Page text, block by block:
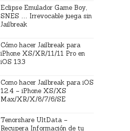
Eclipse Emulador Game Boy,
SNES … Irrevocable juega sin
Jailbreak
Cómo hacer Jailbreak para
iPhone XS/XR/11/11 Pro en
iOS 13.3
Como hacer Jailbreak para iOS
12.4 – iPhone XS/XS
Max/XR/X/8/7/6/SE
Tenorshare UltData –
Recupera Información de tu